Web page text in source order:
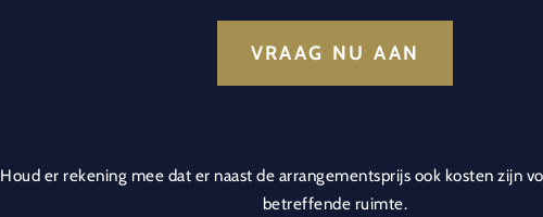
VRAAG NU AAN
Houd er rekening mee dat er naast de arrangementsprijs ook kosten zijn
betreffende ruimte.